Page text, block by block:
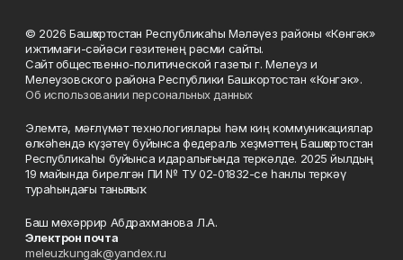
© 2026 Башҡортостан Республикаһы Мәләүез районы «Көнгәк»
ижтимағи-сәйәси гәзитенең рәсми сайты.
Сайт общественно-политической газеты г. Мелеуз и
Мелеузовского района Республики Башкортостан «Конгэк».
Об использовании персональных данных
Элемтә, мәғлүмәт технологиялары һәм киң коммуникациялар
өлкәһендә күҙәтеү буйынса федераль хеҙмәттең Башҡортостан
Республикаһы буйынса идаралығында теркәлде. 2025 йылдың
19 майында бирелгән ПИ № ТУ 02-01832-се һанлы теркәү
тураһындағы таныҡлыҡ.
Баш мөхәррир Абдрахманова Л.А.
Электрон почта
meleuzkungak@yandex.ru